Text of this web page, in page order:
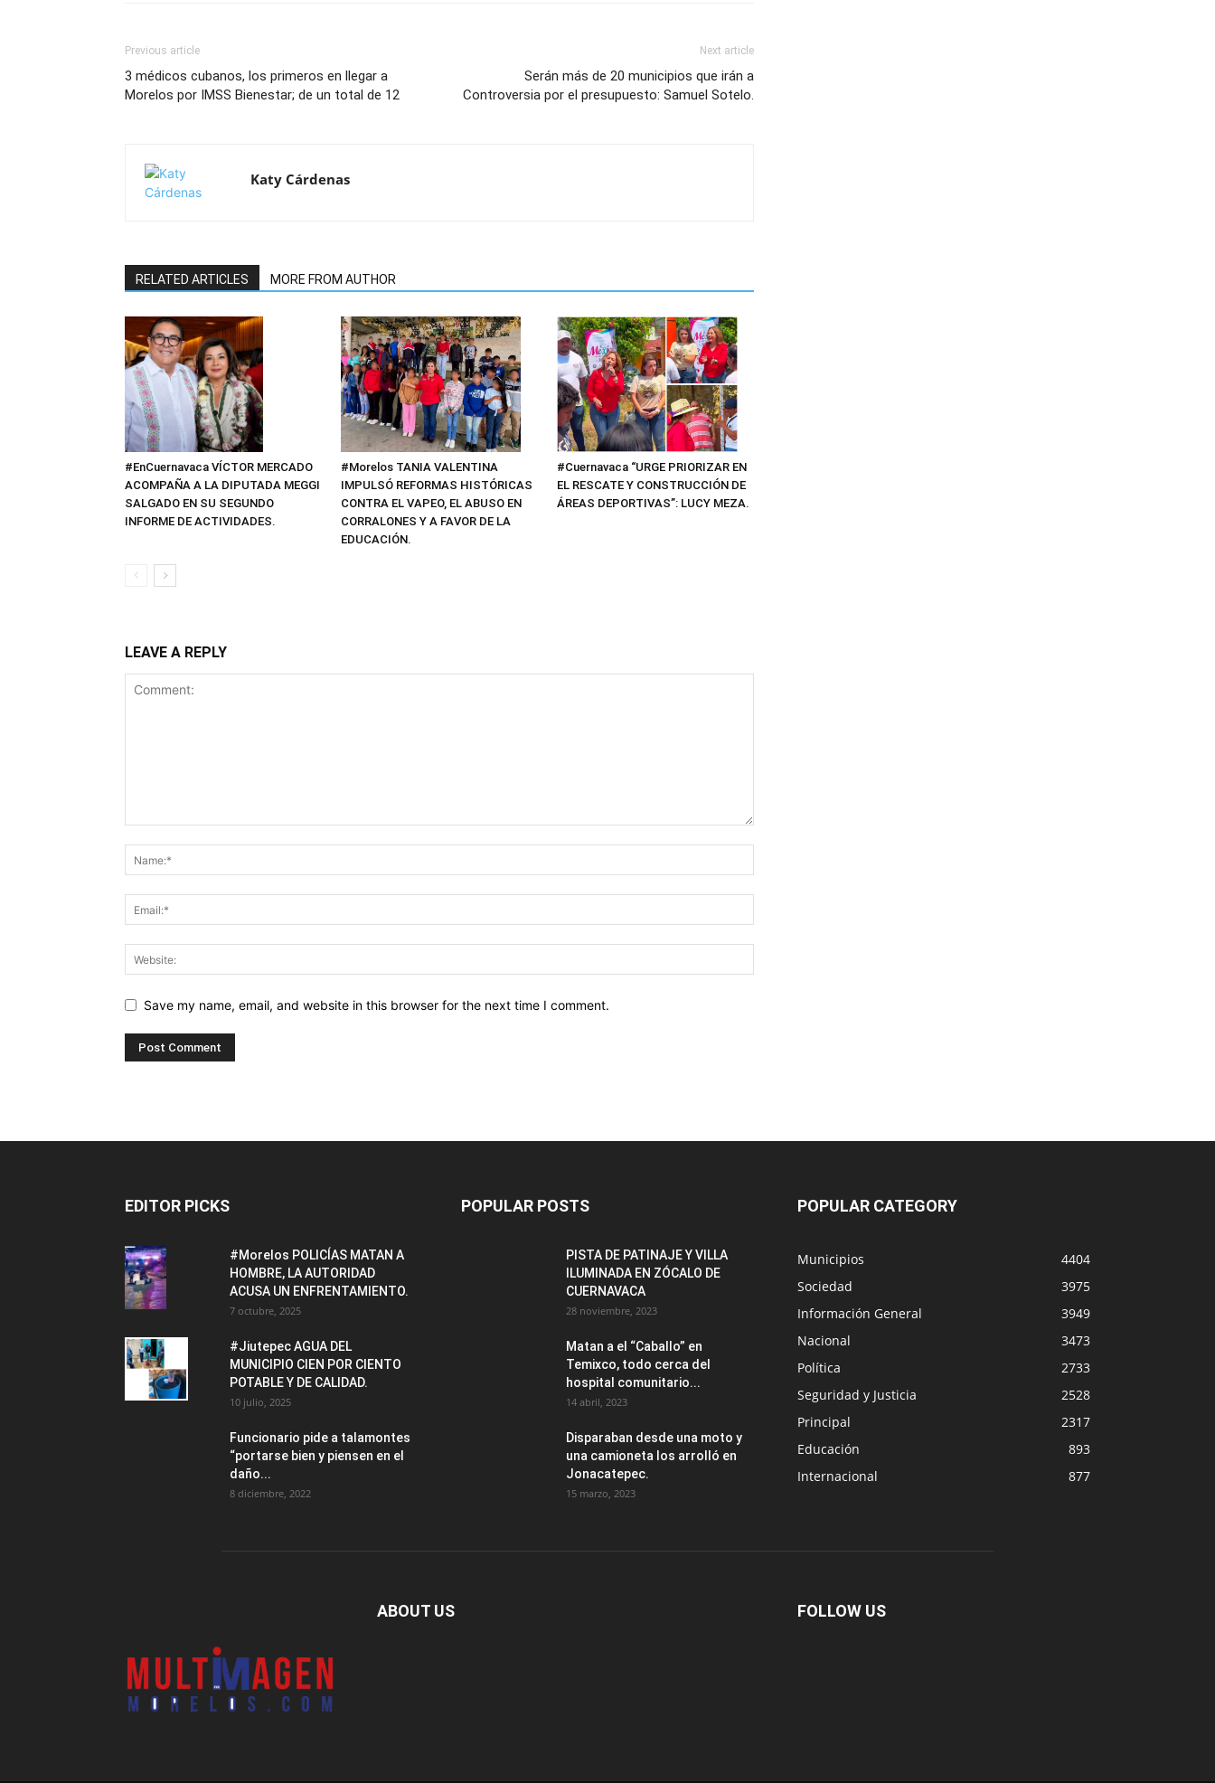
Previous article
3 médicos cubanos, los primeros en llegar a
Morelos por IMSS Bienestar; de un total de 12
Next article
Serán más de 20 municipios que irán a
Controversia por el presupuesto: Samuel Sotelo.
Katy Cárdenas
RELATED ARTICLES MORE FROM AUTHOR
#EnCuernavaca VÍCTOR MERCADO
ACOMPAÑA A LA DIPUTADA MEGGI
SALGADO EN SU SEGUNDO
INFORME DE ACTIVIDADES.
#Morelos TANIA VALENTINA
IMPULSÓ REFORMAS HISTÓRICAS
CONTRA EL VAPEO, EL ABUSO EN
CORRALONES Y A FAVOR DE LA
EDUCACIÓN.
#Cuernavaca “URGE PRIORIZAR EN
EL RESCATE Y CONSTRUCCIÓN DE
ÁREAS DEPORTIVAS”: LUCY MEZA.
LEAVE A REPLY
Save my name, email, and website in this browser for the next time I comment.
EDITOR PICKS
#Morelos POLICÍAS MATAN A
HOMBRE, LA AUTORIDAD
ACUSA UN ENFRENTAMIENTO.
7 octubre, 2025
#Jiutepec AGUA DEL
MUNICIPIO CIEN POR CIENTO
POTABLE Y DE CALIDAD.
10 julio, 2025
Funcionario pide a talamontes
“portarse bien y piensen en el
daño...
8 diciembre, 2022
POPULAR POSTS
PISTA DE PATINAJE Y VILLA
ILUMINADA EN ZÓCALO DE
CUERNAVACA
28 noviembre, 2023
Matan a el “Caballo” en
Temixco, todo cerca del
hospital comunitario...
14 abril, 2023
Disparaban desde una moto y
una camioneta los arrolló en
Jonacatepec.
15 marzo, 2023
POPULAR CATEGORY
Municipios
4404
Sociedad
3975
Información General
3949
Nacional
3473
Política
2733
Seguridad y Justicia
2528
Principal
2317
Educación
893
Internacional
877
ABOUT US FOLLOW US